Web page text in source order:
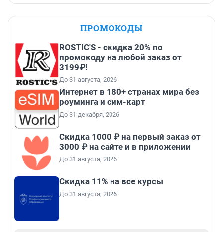
ПРОМОКОДЫ
ROSTIC'S - скидка 20% по
промокоду на любой заказ от
3199₽!
До 31 августа, 2026
Интернет в 180+ странах мира без
роуминга и сим-карт
До 31 декабря, 2026
Скидка 1000 ₽ на первый заказ от
3000 ₽ на сайте и в приложении
До 31 августа, 2026
Скидка 11% на все курсы
До 31 августа, 2026